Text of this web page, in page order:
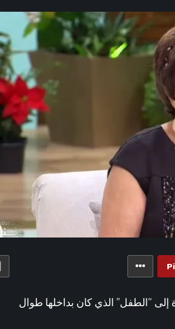
“الطفل” الذي كان بداخلها طوال